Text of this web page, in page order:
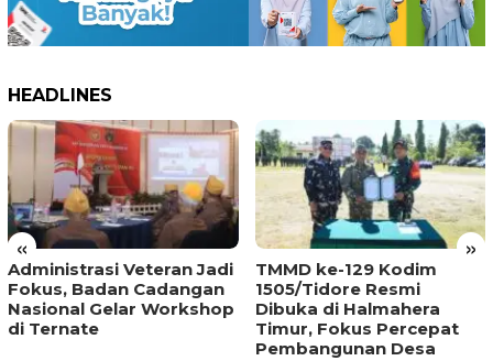
HEADLINES
« »
Administrasi Veteran Jadi
Fokus, Badan Cadangan
Nasional Gelar Workshop
di Ternate
TMMD ke-129 Kodim
1505/Tidore Resmi
Dibuka di Halmahera
Timur, Fokus Percepat
Pembangunan Desa